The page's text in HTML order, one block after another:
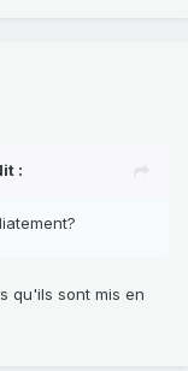
:
qu'ils sont mis en